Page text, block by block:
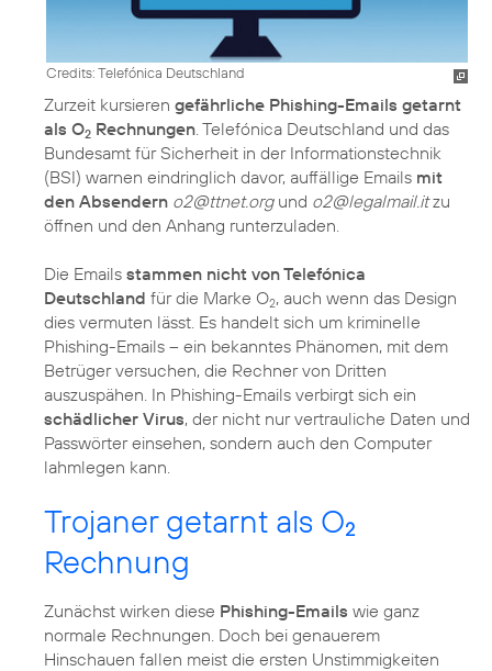
Credits: Telefónica Deutschland
Zurzeit kursieren gefährliche Phishing-Emails getarnt
als O2 Rechnungen . Telefónica Deutschland und das
Bundesamt für Sicherheit in der Informationstechnik
(BSI) warnen eindringlich davor, auffällige Emails mit
den Absendern o2@ttnet.orgund o2@legalmail.itzu
öffnen und den Anhang runterzuladen.
Die Emails stammen nicht von Telefónica
Deutschland für die Marke O2, auch wenn das Design
dies vermuten lässt. Es handelt sich um kriminelle
Phishing-Emails – ein bekanntes Phänomen, mit dem
Betrüger versuchen, die Rechner von Dritten
auszuspähen. In Phishing-Emails verbirgt sich ein
schädlicher Virus, der nicht nur vertrauliche Daten und
Passwörter einsehen, sondern auch den Computer
lahmlegen kann.
Trojaner getarnt als O2
Rechnung
Zunächst wirken diese Phishing-Emails wie ganz
normale Rechnungen. Doch bei genauerem
Hinschauen fallen meist die ersten Unstimmigkeiten